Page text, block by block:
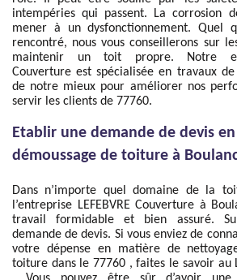
intempéries qui passent. La corrosion
mener à un dysfonctionnement. Quel
rencontré, nous vous conseillerons sur
maintenir un toit propre. Notre
Couverture est spécialisée en travaux
de notre mieux pour améliorer nos
servir les clients de 77760.
Etablir une demande de devis
démoussage de toiture à
Dans n’importe quel domaine de la
l’entreprise LEFEBVRE Couverture à
travail formidable et bien assuré.
demande de devis. Si vous enviez de
votre dépense en matière de
toiture dans le 77760 , faites le savoir au